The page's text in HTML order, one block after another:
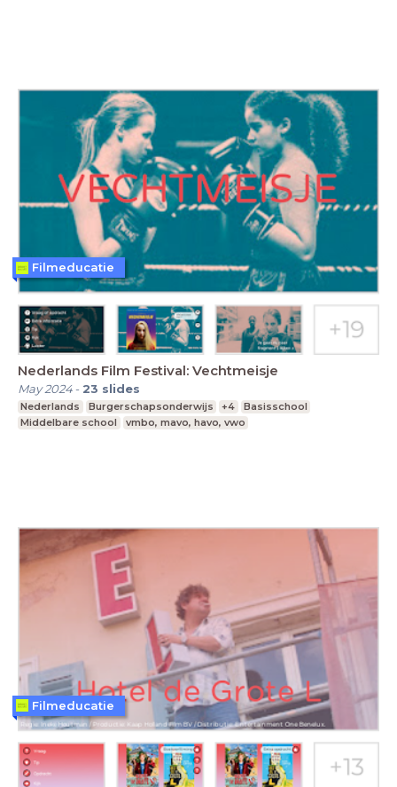
Nederlands Film Festival: Vechtmeisje
May 2024- 23 slides
Nederlands Burgerschapsonderwijs +4
Basisschool
Middelbare school
vmbo, mavo, havo, vwo
Filmeducatie
Filmeducatie